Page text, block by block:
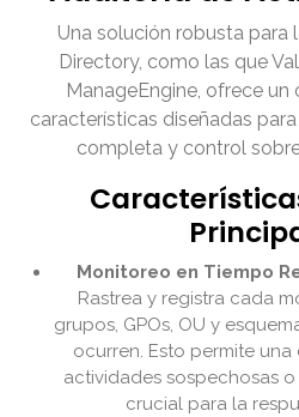
Una solución robusta para
Directory, como las que
ManageEngine, ofrece
características diseñadas
completa y control
Monitoreo en Tiempo
Rastrea y registra cada
grupos, GPOs, OU y
ocurren. Esto permite
actividades sospechosas
crucial para la